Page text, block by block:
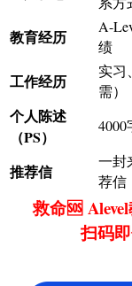
教育经历
A-
绩
工作经历
实习
需）
个人陈述
（PS）
推荐信
一封
荐信
救命🆘
扫码